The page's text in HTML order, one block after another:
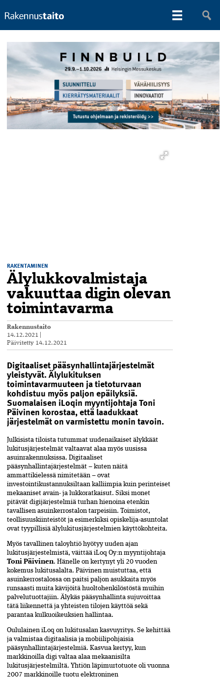
RAKENTAMINEN
Älylukkovalmistaja
vakuuttaa digin olevan
toimintavarma
Rakennustaito
14.12.2021
Päivitetty 14.12.2021
Digitaaliset pääsynhallintajärjestelmät
yleistyvät. Älylukituksen
toimintavarmuuteen ja tietoturvaan
kohdistuu myös paljon epäilyksiä.
Suomalaisen iLoqin myyntijohtaja Toni
Päivinen korostaa, että laadukkaat
järjestelmät on varmistettu monin tavoin.
Julkisista tiloista tutummat uudenaikaiset älykkäät
lukitusjärjestelmät valtaavat alaa myös uusissa
asuinrakennuksissa. Digitaaliset
pääsynhallintajärjestelmät – kuten näitä
ammattikielessä nimitetään – ovat
investointikustannuksiltaan kalliimpia kuin perinteiset
mekaaniset avain- ja lukkoratkaisut. Siksi monet
pitävät digijärjestelmiä turhan hienoina etenkin
tavallisen asuinkerrostalon tarpeisiin. Toimistot,
teollisuuskiinteistöt ja esimerkiksi opiskelija-asuntolat
ovat tyypillisiä älylukitusjärjestelmien käyttökohteita.
Myös tavallinen taloyhtiö hyötyy uuden ajan
lukitusjärjestelmistä, väittää iLoq Oy:n myyntijohtaja
Toni Päivinen. Hänelle on kertynyt yli 20 vuoden
kokemus lukitusalalta. Päivinen muistuttaa, että
asuinkerrostalossa on paitsi paljon asukkaita myös
runsaasti muita kävijöitä huoltohenkilöstöstä muihin
palvelutuottajiin. Älykäs pääsynhallinta sujuvoittaa
tätä liikennettä ja yhteisten tilojen käyttöä sekä
parantaa kulkuoikeuksien hallintaa.
Oululainen iLoq on lukitusalan kasvuyritys. Se kehittää
ja valmistaa digitaalisia ja mobiilipohjaisia
pääsynhallintajärjestelmiä. Kasvua kertyy, kun
markkinoilla digi valtaa alaa mekaanisilta
lukitusjärjestelmiltä. Yhtiön läpimurtotuote oli vuonna
2007 markkinoille tuotu elektroninen